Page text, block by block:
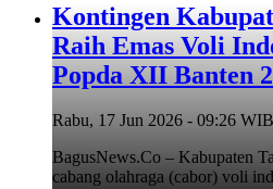
Kontingen
Raih Emas Voli
Popda XII Banten
Rabu, 17 Jun 2026 - 09:26 WIB
BagusNews.Co – Kabupaten
cabang olahraga (cabor) voli